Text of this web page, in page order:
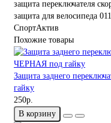
защита переключателя
защита для велосипеда 011
СпортАктив
Похожие товары
Защита заднего
гайку
250р.
В корзину